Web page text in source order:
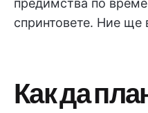
предимства по
спринтовете. Ние ще
Как да